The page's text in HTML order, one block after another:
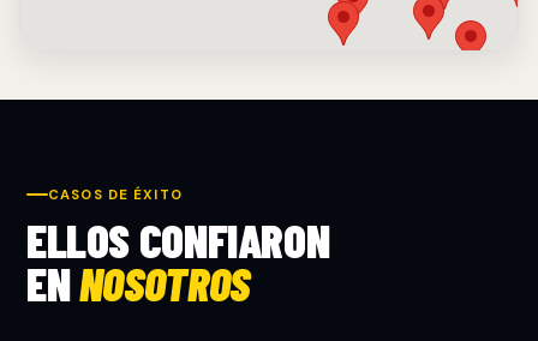
CASOS DE ÉXITO
ELLOS CONFIARON
ENNOSOTROS